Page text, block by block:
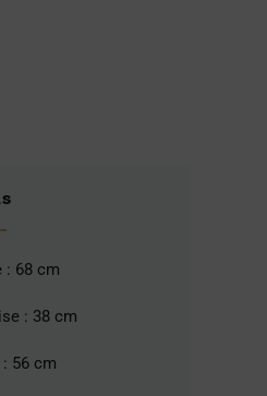
: 68 cm
: 38 cm
56 cm